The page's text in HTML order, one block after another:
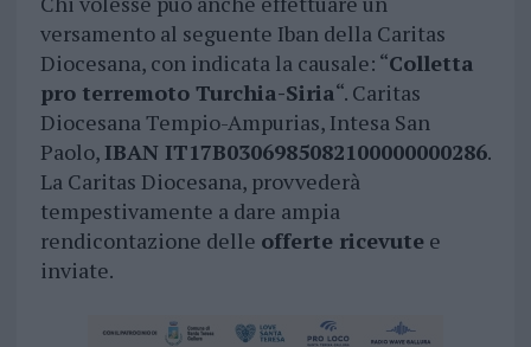
versamento al seguente Iban della Caritas
Diocesana, con indicata la causale: “Colletta
pro terremoto Turchia-Siria“. Caritas
Diocesana Tempio-Ampurias, Intesa San
Paolo, IBAN IT17B0306985082100000000286.
La Caritas Diocesana, provvederà
tempestivamente a dare ampia
rendicontazione delle offerte ricevutee
inviate.